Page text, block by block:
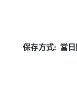
保存方式: 當